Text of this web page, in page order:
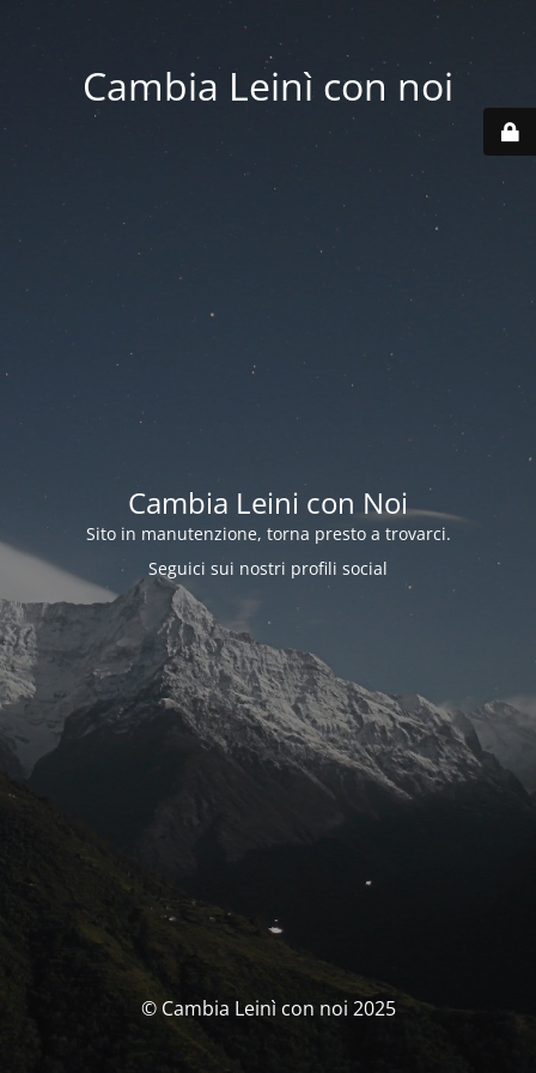
Cambia Leinì con noi
Cambia Leini con Noi
Sito in manutenzione, torna presto a trovarci.
Seguici sui nostri profili social
© Cambia Leinì con noi 2025